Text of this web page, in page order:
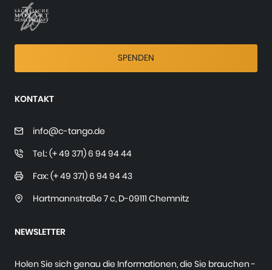
SPENDEN
KONTAKT
info@c-tango.de
Tel.: (+ 49 371) 6 94 94 44
Fax: (+ 49 371) 6 94 94 43
Hartmannstraße 7 c, D-09111 Chemnitz
NEWSLETTER
Holen Sie sich genau die Informationen, die Sie brauchen -